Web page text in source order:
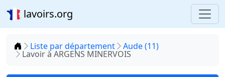
lavoirs.org
Accueil
Liste par département Aude (11)
Lavoir à ARGENS MINERVOIS